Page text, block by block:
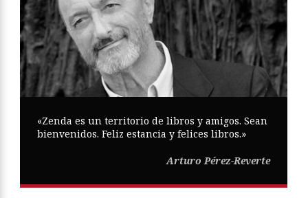
«Zenda es un territorio de libros y amigos. Sean
bienvenidos. Feliz estancia y felices libros.»
Arturo Pérez-Reverte